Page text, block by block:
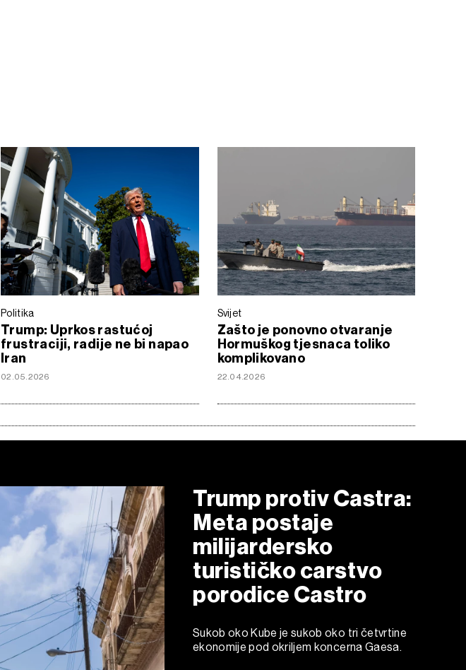
Politika
Trump: Uprkos rastućoj
frustraciji, radije ne bi napao
Iran
02.05.2026
Svijet
Zašto je ponovno otvaranje
Hormuškog tjesnaca toliko
komplikovano
22.04.2026
Trump protiv Castra:
Meta postaje
milijardersko
turističko carstvo
porodice Castro
Sukob oko Kube je sukob oko tri četvrtine
ekonomije pod okriljem koncerna Gaesa.